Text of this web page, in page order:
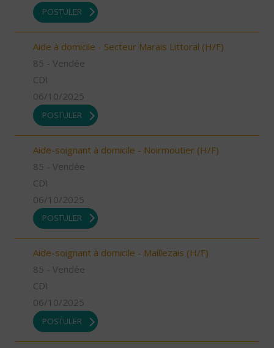
POSTULER
Aide à domicile - Secteur Marais Littoral (H/F)
85 - Vendée
CDI
06/10/2025
POSTULER
Aide-soignant à domicile - Noirmoutier (H/F)
85 - Vendée
CDI
06/10/2025
POSTULER
Aide-soignant à domicile - Maillezais (H/F)
85 - Vendée
CDI
06/10/2025
POSTULER